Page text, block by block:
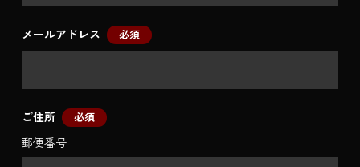
メールアドレス 必須
ご住所 必須
郵便番号